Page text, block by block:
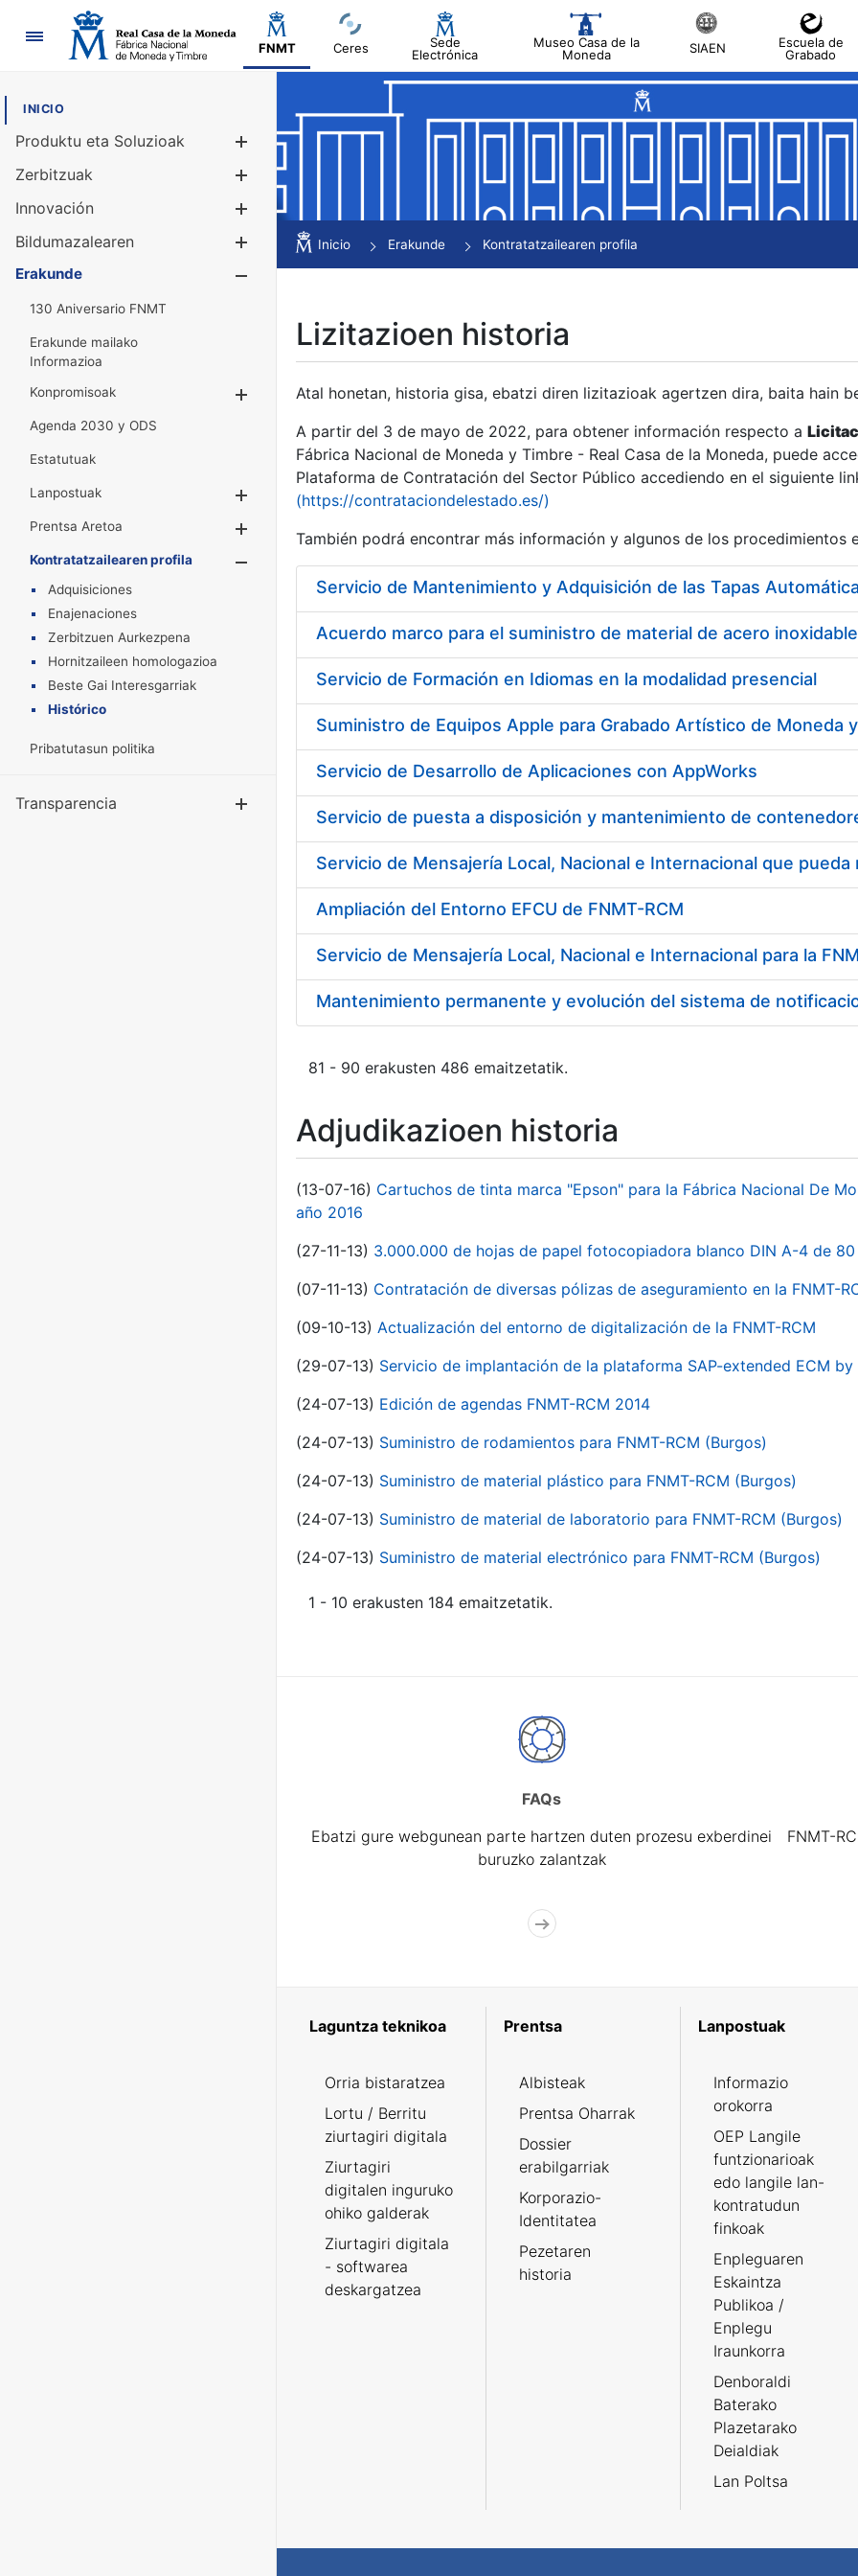
Nabigazioa
FNMT Ceres
Sede
Electrónica
Museo Casa de la
Moneda
SIAEN
Escuela de
Grabado
INICIO
Produktu eta Soluzioak
Erakutsi/Ezkutatu
Zerbitzuak
Innovación
Bildumazalearen
Erakutsi/Ezkutatu
Erakunde
130 Aniversario FNMT
Erakunde mailako
Informazioa
Konpromisoak
Erakutsi/Ezkutatu
Agenda 2030 y ODS
Estatutuak
Lanpostuak
Erakutsi/Ezkutatu
Prentsa Aretoa
Erakutsi/Ezkutatu
Kontratatzailearen profila
Erakutsi/Ezkutatu
Adquisiciones
Enajenaciones
Zerbitzuen Aurkezpena
Hornitzaileen homologazioa
Beste Gai Interesgarriak
Histórico
Pribatutasun politika
Transparencia Erakutsi/Ezkutatu
Inicio Erakunde Kontratatzailearen profila
Lizitazioen historia
Atal honetan, historia gisa, ebatzi diren lizitazioak agertzen dira, baita hain
A partir del 3 de mayo de 2022, para obtener información respecto a
Fábrica Nacional de Moneda y Timbre - Real Casa de la Moneda, puede
Plataforma de Contratación del Sector Público accediendo en el siguiente
(https://contrataciondelestado.es/)
También podrá encontrar más información y algunos de los procedimientos
Acuerdo marco para el suministro de material de acero inoxidable
Servicio de Formación en Idiomas en la modalidad presencial
Suministro de Equipos Apple para Grabado Artístico de Moneda
Servicio de Desarrollo de Aplicaciones con AppWorks
Ampliación del Entorno EFCU de FNMT-RCM
Servicio de Mensajería Local, Nacional e Internacional para la
Mantenimiento permanente y evolución del sistema de
81 - 90 erakusten 486 emaitzetatik.
Adjudikazioen historia
(13-07-16) Cartuchos de tinta marca "Epson" para la Fábrica Nacional De
año 2016
(27-11-13) 3.000.000 de hojas de papel fotocopiadora blanco DIN A-4 de 80
(07-11-13) Contratación de diversas pólizas de aseguramiento en la FNMT-
(09-10-13) Actualización del entorno de digitalización de la FNMT-RCM
(29-07-13) Servicio de implantación de la plataforma SAP-extended ECM by
(24-07-13) Edición de agendas FNMT-RCM 2014
(24-07-13) Suministro de rodamientos para FNMT-RCM (Burgos)
(24-07-13) Suministro de material plástico para FNMT-RCM (Burgos)
(24-07-13) Suministro de material de laboratorio para FNMT-RCM (Burgos)
(24-07-13) Suministro de material electrónico para FNMT-RCM (Burgos)
1 - 10 erakusten 184 emaitzetatik.
FAQs
Ebatzi gure webgunean parte hartzen duten prozesu exberdinei
buruzko zalantzak
FNMT-
Laguntza teknikoa
Orria bistaratzea
Lortu / Berritu
ziurtagiri digitala
Ziurtagiri
digitalen inguruko
ohiko galderak
Ziurtagiri digitala
- softwarea
deskargatzea
Prentsa
Albisteak
Prentsa Oharrak
Dossier
erabilgarriak
Korporazio-
Identitatea
Pezetaren
historia
Lanpostuak
Informazio
orokorra
OEP Langile
funtzionarioak
edo langile lan-
kontratudun
finkoak
Enpleguaren
Eskaintza
Publikoa /
Enplegu
Iraunkorra
Denboraldi
Baterako
Plazetarako
Deialdiak
Lan Poltsa